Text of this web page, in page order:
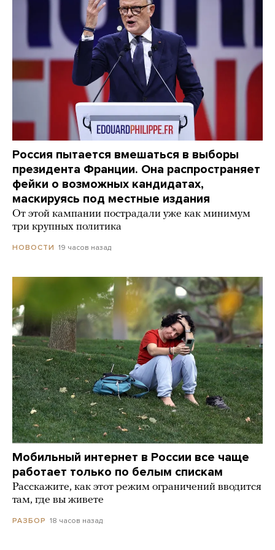
Россия пытается вмешаться в выборы
президента Франции. Она распространяет
фейки о возможных кандидатах,
маскируясь под местные издания
От этой кампании пострадали уже как минимум
три крупных политика
НОВОСТИ 19 часов назад
Мобильный интернет в России все чаще
работает только по белым спискам
Расскажите, как этот режим ограничений вводится
там, где вы живете
РАЗБОР 18 часов назад